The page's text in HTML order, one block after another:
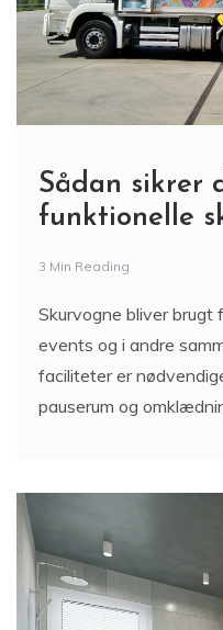
Sådan sikrer
funktionelle
3 Min Reading
Skurvogne bliver brugt
events og i andre
faciliteter er
pauserum og